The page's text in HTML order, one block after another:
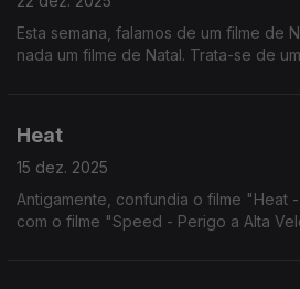
Esta semana, falamos de um filme de
nada um filme de Natal. Trata-se de
Heat
15 dez. 2025
Antigamente, confundia o filme "Heat
com o filme "Speed - Perigo a Alta